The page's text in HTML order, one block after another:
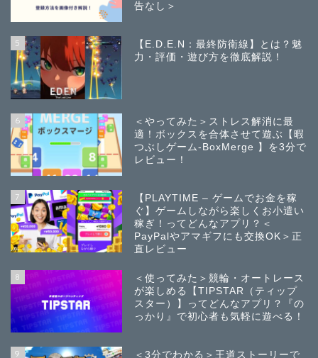
告なし＞
5
【E.D.E.N：最終防衛線】とは？魅
力・評価・遊び方を徹底解説！
6
＜やってみた＞ストレス解消に最
適！ボックスを合体させて遊ぶ【暇
つぶしゲーム-BoxMerge 】を3分で
レビュー！
7
【PLAYTIME – ゲームでお金を稼
ぐ】ゲームしながら楽しくお小遣い
稼ぎ！ってどんなアプリ？＜
PayPalやアマギフにも交換OK＞正
直レビュー
8
＜使ってみた＞競輪・オートレース
が楽しめる【TIPSTAR（ティップ
スター）】ってどんなアプリ？『の
っかり』で初心者も気軽に遊べる！
9
＜3分でわかる＞王道ストーリーで